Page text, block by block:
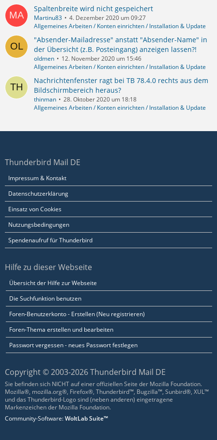
Spaltenbreite wird nicht gespeichert
Martinu83
4. Dezember 2020 um 09:27
Allgemeines Arbeiten / Konten einrichten / Installation & Update
"Absender-Mailadresse" anstatt "Absender-Name" in
der Übersicht (z.B. Posteingang) anzeigen lassen?!
oldmen
12. November 2020 um 15:46
Allgemeines Arbeiten / Konten einrichten / Installation & Update
Nachrichtenfenster ragt bei TB 78.4.0 rechts aus dem
Bildschirmbereich heraus?
thinman
28. Oktober 2020 um 18:18
Allgemeines Arbeiten / Konten einrichten / Installation & Update
Thunderbird Mail DE
Impressum & Kontakt
Datenschutzerklärung
Einsatz von Cookies
Nutzungsbedingungen
Spendenaufruf für Thunderbird
Hilfe zu dieser Webseite
Übersicht der Hilfe zur Webseite
Die Suchfunktion benutzen
Foren-Benutzerkonto - Erstellen (Neu registrieren)
Foren-Thema erstellen und bearbeiten
Passwort vergessen - neues Passwort festlegen
Copyright © 2003-2026 Thunderbird Mail DE
Sie befinden sich NICHT auf einer offiziellen Seite der Mozilla Foundation.
Mozilla®, mozilla.org®, Firefox®, Thunderbird™, Bugzilla™, Sunbird®, XUL™
und das Thunderbird-Logo sind (neben anderen) eingetragene
Markenzeichen der Mozilla Foundation.
Community-Software:WoltLab Suite™